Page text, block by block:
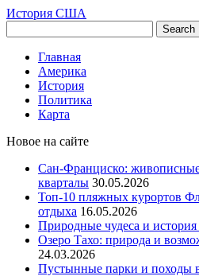
История США
Главная
Америка
История
Политика
Карта
Новое на сайте
Сан-Франциско:
кварталы 30.05.2026
Топ-10 пляжных курортов
отдыха 16.05.2026
Природные чудеса и
Озеро Тахо: природа и
24.03.2026
Пустынные парки и походы